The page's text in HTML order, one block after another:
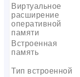
Виртуальное
расширение
оперативной
памяти
Встроенная
память
Тип встроенной